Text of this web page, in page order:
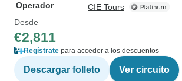
Operador
CIE Tours
Desde
€2,811
Regístrate para acceder a los descuentos
Descargar folleto Ver circuito